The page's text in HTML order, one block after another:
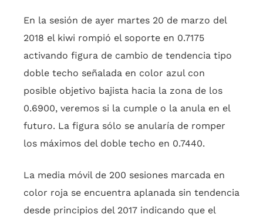
En la sesión de ayer martes 20 de marzo del
2018 el kiwi rompió el soporte en 0.7175
activando figura de cambio de tendencia tipo
doble techo señalada en color azul con
posible objetivo bajista hacia la zona de los
0.6900, veremos si la cumple o la anula en el
futuro. La figura sólo se anularía de romper
los máximos del doble techo en 0.7440.
La media móvil de 200 sesiones marcada en
color roja se encuentra aplanada sin tendencia
desde principios del 2017 indicando que el